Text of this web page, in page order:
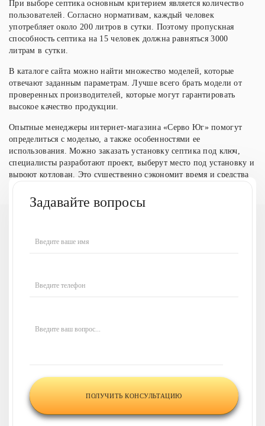
При выборе септика основным критерием является количество
пользователей. Согласно нормативам, каждый человек
употребляет около 200 литров в сутки. Поэтому пропускная
способность септика на 15 человек должна равняться 3000
литрам в сутки.
В каталоге сайта можно найти множество моделей, которые
отвечают заданным параметрам. Лучше всего брать модели от
проверенных производителей, которые могут гарантировать
высокое качество продукции.
Опытные менеджеры интернет-магазина «Серво Юг» помогут
определиться с моделью, а также особенностями ее
использования. Можно заказать установку септика под ключ,
специалисты разработают проект, выберут место под установку и
выроют котлован. Это существенно сэкономит время и средства
международным стандартам.
или нужна наша
Задавайте вопросы
Введите ваше имя
Введите телефон
Введите ваш вопрос...